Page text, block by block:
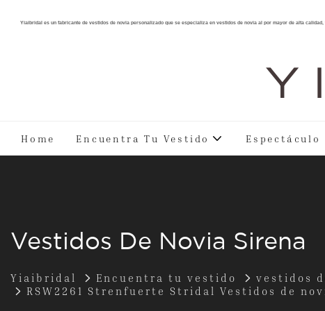
Yiaibridal es un fabricante de vestidos de novia personalizado que se especializa en vestidos de novia al por mayor de alta calidad,
Y
Home Encuentra Tu Vestido Espectáculo
Vestidos De Novia Sirena
Yiaibridal Encuentra tu vestido vestidos
RSW2261 Strenfuerte Stridal Vestidos de